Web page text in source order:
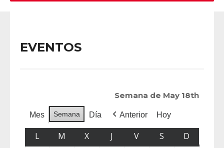
EVENTOS
Semana de May 18th
Mes Semana Día Anterior Hoy
L M X J V S D